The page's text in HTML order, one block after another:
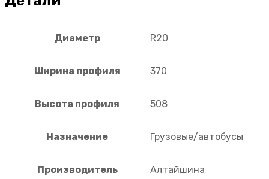
Диаметр R20
Ширина профиля 370
Высота профиля 508
Назначение Грузовые/автобусы
Производитель Алтайшина